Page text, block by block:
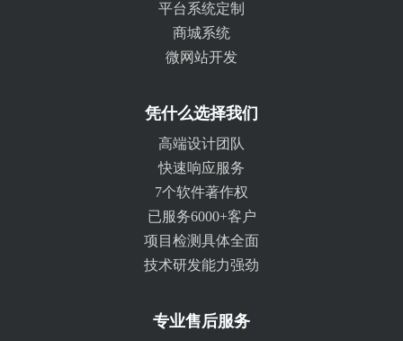
平台系统定制
商城系统
微网站开发
凭什么选择我们
高端设计团队
快速响应服务
7个软件著作权
已服务6000+客户
项目检测具体全面
技术研发能力强劲
专业售后服务